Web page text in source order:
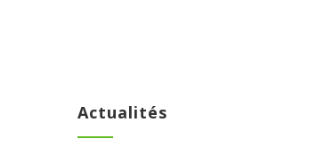
Actualités